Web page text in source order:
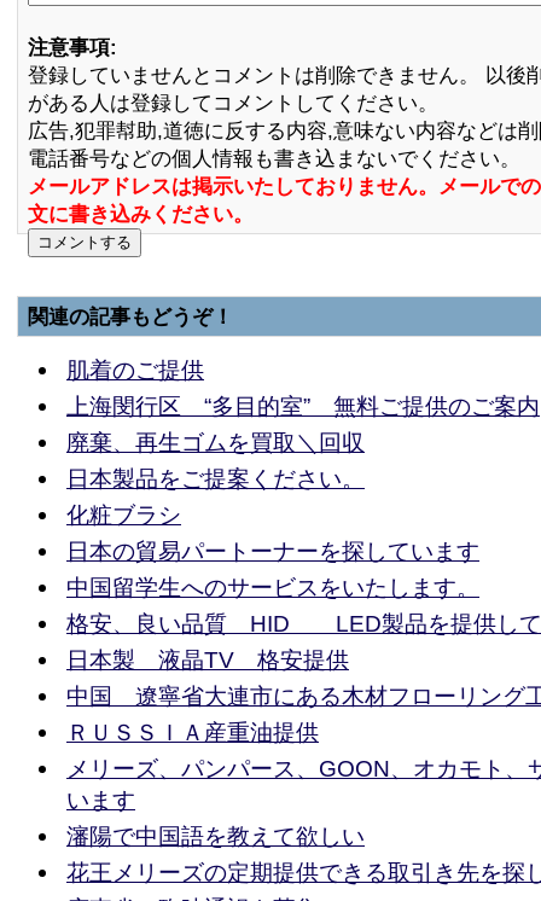
注意事項:
登録していませんとコメントは削除できません。 以後
がある人は登録してコメントしてください。
広告,犯罪幇助,道徳に反する内容,意味ない内容などは
電話番号などの個人情報も書き込まないでください。
メールアドレスは掲示いたしておりません。メールで
文に書き込みください。
関連の記事もどうぞ！
肌着のご提供
上海閔行区 “多目的室” 無料ご提供のご案内
廃棄、再生ゴムを買取＼回収
日本製品をご提案ください。
化粧ブラシ
日本の貿易パートーナーを探しています
中国留学生へのサービスをいたします。
格安、良い品質 HID LED製品を提供して
日本製 液晶TV 格安提供
中国 遼寧省大連市にある木材フローリング
ＲＵＳＳＩＡ産重油提供
メリーズ、パンパース、GOON、オカモト、
います
瀋陽で中国語を教えて欲しい
花王メリーズの定期提供できる取引き先を探